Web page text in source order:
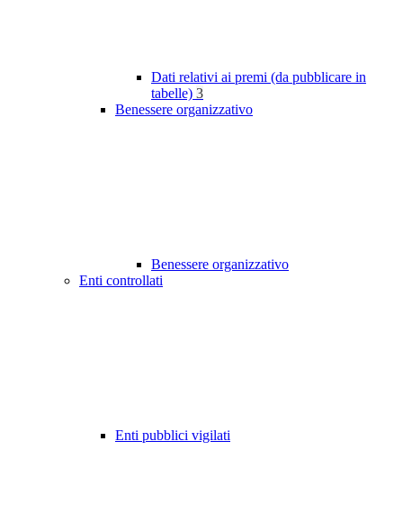
Dati relativi ai premi (da pubblicare in
tabelle) 3
Benessere organizzativo
Benessere organizzativo
Enti controllati
Enti pubblici vigilati